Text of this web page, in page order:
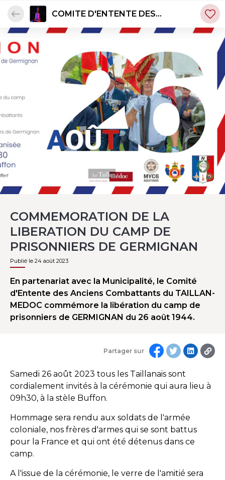
COMITE D'ENTENTE DES
ANCIENS COMBATTANTS DU
COMMEMORATION DE LA
LIBERATION DU CAMP DE
PRISONNIERS DE GERMIGNAN
Publié le 24 août 2023
Partager sur
En partenariat avec la Municipalité, le Comité
d'Entente des Anciens Combattants du TAILLAN-
MEDOC commémore la libération du camp de
prisonniers de GERMIGNAN du 26 août 1944.
Samedi 26 août 2023 tous les Taillanais sont
cordialement invités à la cérémonie qui aura lieu à
09h30, à la stèle Buffon.
Hommage sera rendu aux soldats de l'armée
coloniale, nos frères d'armes qui se sont battus
pour la France et qui ont été détenus dans ce
camp.
A l'issue de la cérémonie, le verre de l'amitié sera